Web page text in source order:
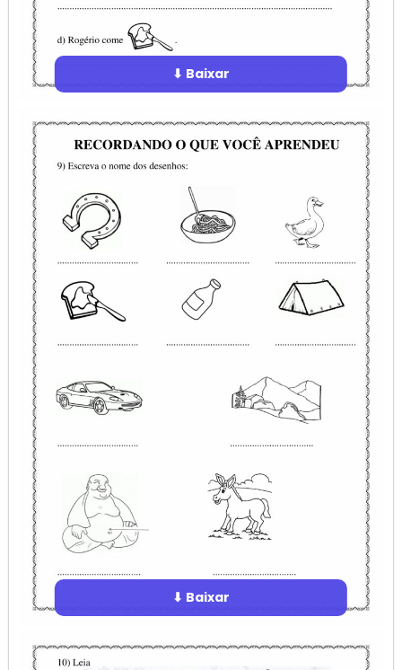
⬇ Baixar
⬇ Baixar